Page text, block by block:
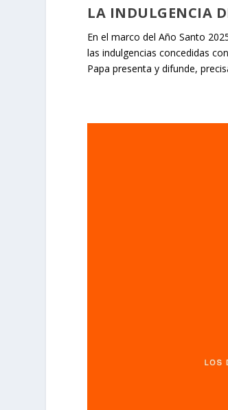
LA INDULGENCIA
En el marco delAño Santo
lasindulgencias concedidas
Papa presenta y difunde,